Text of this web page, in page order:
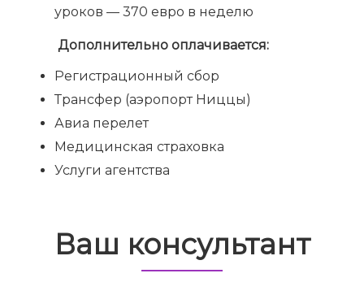
уроков — 370 евро в неделю
Дополнительно оплачивается:
Регистрационный сбор
Трансфер (аэропорт Ниццы)
Авиа перелет
Медицинская страховка
Услуги агентства
Ваш консультант